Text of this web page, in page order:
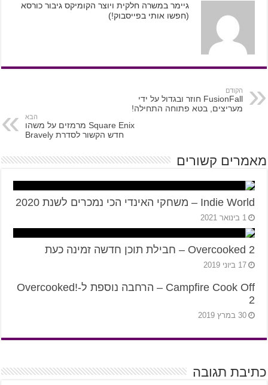
גיימר במשרה חלקית ויוצר הקומיקס גיבור כורסא
(חפשו אותי בפייסבוק!)
הקודם
FusionFall חוזר ובגדול על ידי
מעריצים, בטא פתוחה התחילה!
הבא
Square Enix מרמזים על משהו
חדש הקשור לסדרת Bravely
מאמרים קשורים
Indie World – משחקי האינדי הכי נמכרים לשנת 2020
1 בינואר 2021
Overcooked 2 – חבילת תוכן חדשה זמינה כעת
17 ביוני 2019
Campfire Cook Off – הרחבה נוספת ל-Overcooked!
2
30 במרץ 2019
כתיבת תגובה